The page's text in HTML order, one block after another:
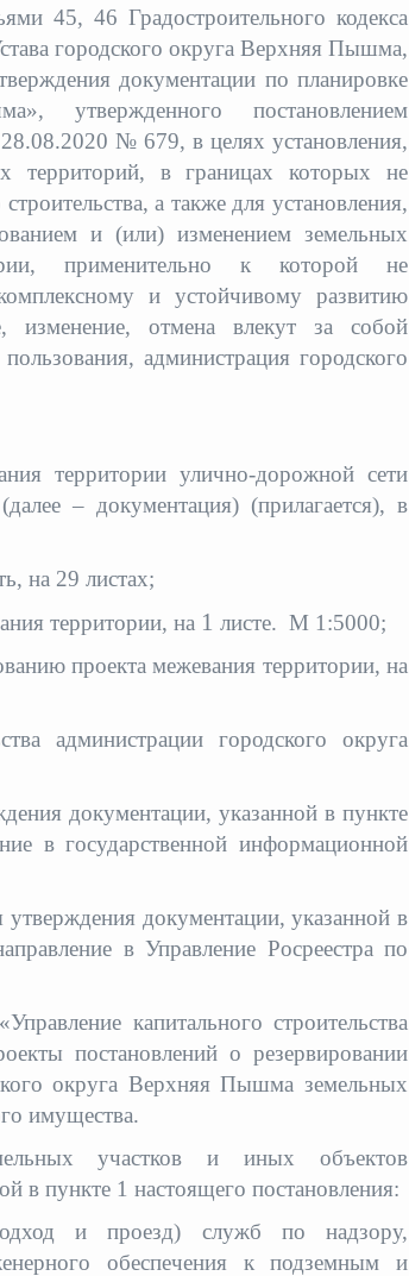
45, 46 Градостроительного кодекса
городского округа Верхняя Пышма,
документации по планировке
утвержденного постановлением
№ 679, в целях установления,
территорий, в границах которых не
а также для установления,
и (или) изменением земельных
применительно к которой не
и устойчивому развитию
изменение, отмена влекут за собой
администрация городского
территории улично-дорожной сети
– документация) (прилагается), в
на 29 листах;
территории, на 1листе. М 1:5000;
проекта межевания территории, на
администрации городского округа
документации, указанной в пункте
в государственной информационной
документации, указанной в
в Управление Росреестра по
капитального строительства
постановлений о резервировании
округа Верхняя Пышма земельных
имущества.
участков и иных объектов
в пункте 1 настоящего постановления:
и проезд) служб по надзору,
обеспечения к подземным и